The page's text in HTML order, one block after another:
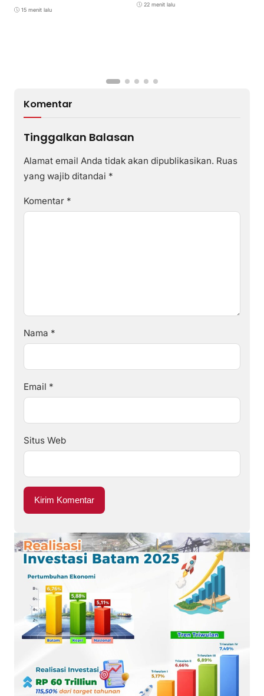
15 menit lalu
Nongsa
22 menit lalu
Komentar
Tinggalkan Balasan
Alamat email Anda tidak akan dipublikasikan. Ruas
yang wajib ditandai *
Komentar *
Nama *
Email *
Situs Web